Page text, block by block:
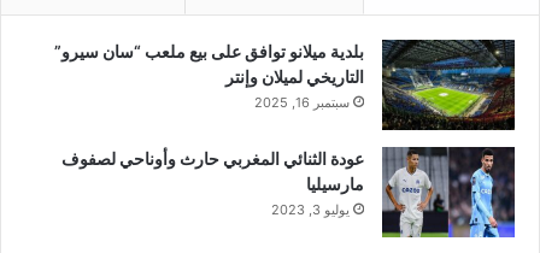
بلدية ميلانو توافق على بيع ملعب “سان سيرو”
التاريخي لميلان وإنتر
سبتمبر 16, 2025
عودة الثنائي المغربي حارث وأوناحي لصفوف
مارسيليا
يوليو 3, 2023